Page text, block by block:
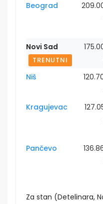
Beograd
Novi Sad
TRENUTNI
Niš
Kragujevac
Pančevo
Za stan (Detelinara,